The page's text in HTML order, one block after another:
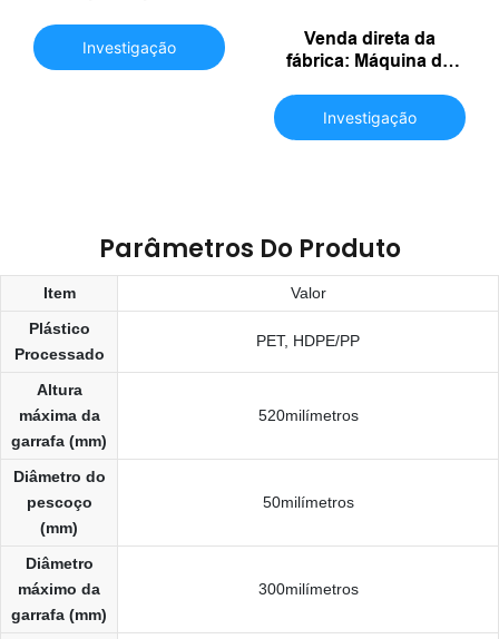
Investigação
Venda direta da
fábrica: Máquina de
cavidades para tubos
PET de 2 litros com
Investigação
Parâmetros Do Produto
Item
Valor
Plástico
Processado
PET, HDPE/PP
Altura
máxima da
garrafa (mm)
520milímetros
Diâmetro do
pescoço
(mm)
50milímetros
Diâmetro
máximo da
garrafa (mm)
300milímetros